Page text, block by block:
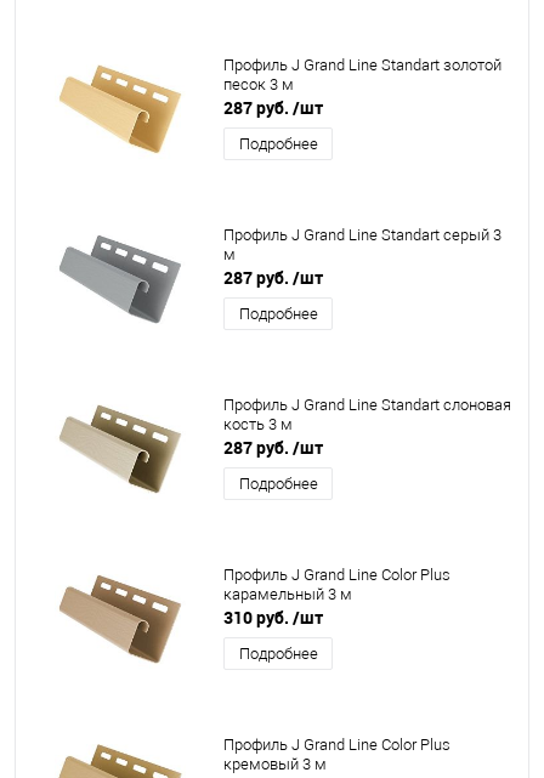
Профиль J Grand Line Standart золотой
песок 3 м
287 руб. /шт
Подробнее
Профиль J Grand Line Standart серый 3
м
287 руб. /шт
Подробнее
Профиль J Grand Line Standart слоновая
кость 3 м
287 руб. /шт
Подробнее
Профиль J Grand Line Color Plus
карамельный 3 м
310 руб. /шт
Подробнее
Профиль J Grand Line Color Plus
кремовый 3 м